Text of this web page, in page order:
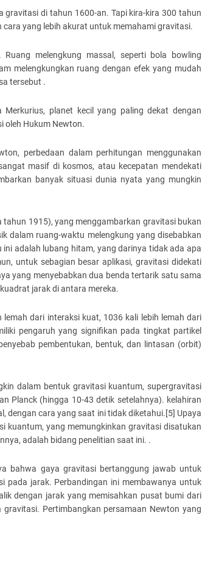
gravitasi di tahun 1600-an. Tapi kira-kira 300 tahun
cara yang lebih akurat untuk memahami gravitasi.
melengkung massal, seperti bola bowling
melengkungkan ruang dengan efek yang mudah
tersebut .
planet kecil yang paling dekat dengan
oleh Hukum Newton.
perbedaan dalam perhitungan menggunakan
masif di kosmos, atau kecepatan mendekati
banyak situasi dunia nyata yang mungkin
1915), yang menggambarkan gravitasi bukan
dalam ruang-waktu melengkung yang disebabkan
adalah lubang hitam, yang darinya tidak ada apa
untuk sebagian besar aplikasi, gravitasi didekati
yang menyebabkan dua benda tertarik satu sama
jarak di antara mereka.
dari interaksi kuat, 1036 kali lebih lemah dari
pengaruh yang signifikan pada tingkat partikel
pembentukan, bentuk, dan lintasan (orbit)
dalam bentuk gravitasi kuantum, supergravitasi
Planck (hingga 10-43 detik setelahnya). kelahiran
dengan cara yang saat ini tidak diketahui.[5] Upaya
kuantum, yang memungkinkan gravitasi disatukan
adalah bidang penelitian saat ini. .
bahwa gaya gravitasi bertanggung jawab untuk
pada jarak. Perbandingan ini membawanya untuk
dengan jarak yang memisahkan pusat bumi dari
Pertimbangkan persamaan Newton yang